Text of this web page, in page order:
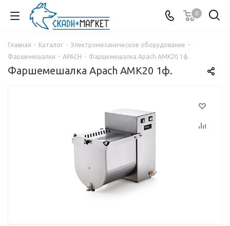
0
Главная - Каталог - Электромеханическое оборудование -
Фаршемешалки - APACH - Фаршемешалка Apach AMK20 1ф.
Фаршемешалка Apach AMK20 1ф.